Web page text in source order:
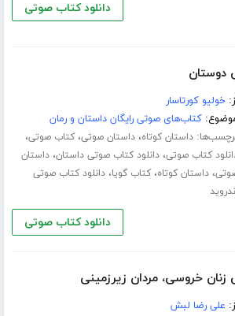
دانلود کتاب صوتی
دوستان
خولیو کورتاسار
کتاب‌های صوتی رایگان داستان و رمان
داستان کوتاه،داستان صوتی،کتاب صوتی،
کتاب صوتی،دانلود کتاب صوتی داستان،داستان
،داستان کوتاه،کتاب گویا،دانلود کتاب صوتی
دانلود کتاب صوتی
خروسی، مردان زیرزمینی
علی رضا لبش